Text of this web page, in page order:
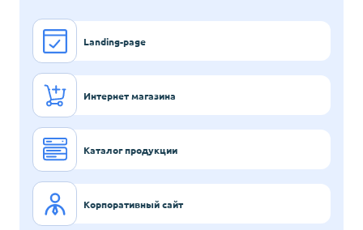
Landing-page
Интернет магазина
Каталог продукции
Корпоративный сайт